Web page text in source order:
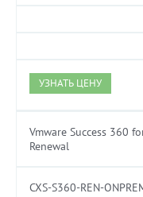
УЗНАТЬ ЦЕНУ
Vmware Success 360
Renewal
CXS-S360-REN-